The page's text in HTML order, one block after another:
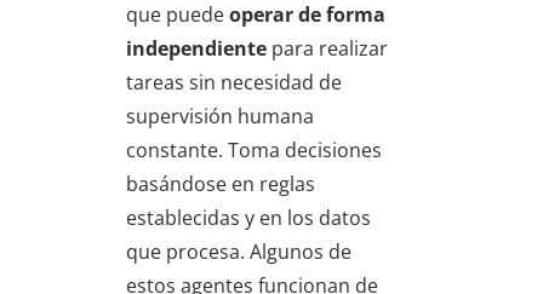
que puedeoperar de forma
independiente para realizar
tareas sin necesidad de
supervisión humana
constante. Toma decisiones
basándose en reglas
establecidas y en los datos
que procesa. Algunos de
estos agentes funcionan de